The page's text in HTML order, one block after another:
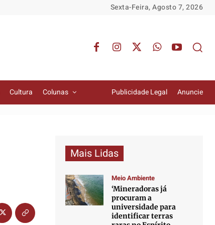
Sexta-Feira, Agosto 7, 2026
Cultura Colunas Publicidade Legal Anuncie
Mais Lidas
Meio Ambiente
‘Mineradoras já
procuram a
universidade para
identificar terras